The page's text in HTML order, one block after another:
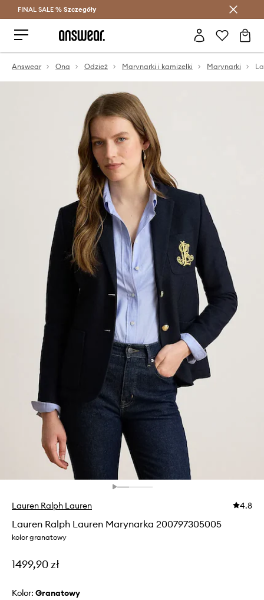
Oszczędzaj z Answear Club >
FINAL SALE % Szczegóły
Answear Ona Odzież Marynarki i kamizelki Marynarki
Lauren Ralph Lauren 4.8
Lauren Ralph Lauren Marynarka 200797305005
kolor granatowy
1499,90 zł
Kolor: granatowy